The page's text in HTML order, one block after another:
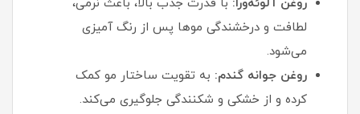
روغن آلوئه‌ورا: با قدرت جذب بالا، باعث نرمی،
لطافت و درخشندگی موها پس از رنگ‌ آمیزی
می‌شود.
روغن جوانه گندم: به تقویت ساختار مو کمک
کرده و از خشکی و شکنندگی جلوگیری می‌کند.